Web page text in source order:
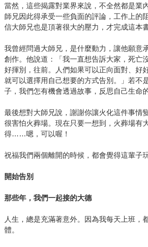
當然，這些揭露對業界來說，不全然都是業
師兄因此得承受一些負面的評論，工作上的
信大師兄也是頂著很大的壓力，才完成這本書
我曾經問過大師兄，是什麼動力，讓他願意
創作。他說道：「我一直想告訴大家，死亡
好揮別，往前。人們如果可以正向面對、好
就可以選擇用自己想要的方式告別。」若不
子，我們怎有機會透過故事，反思自己生命
最後想對大師兄說，謝謝你讓火化這件事情
很害怕火葬場。現在只要一想到，火葬場有
得……嗯，可以喔！
祝福我們兩個離開的時候，都會覺得這輩子
開始告別
那些年，我們一起接的大德
人生，總是充滿著意外。因為我每天上班，
體。